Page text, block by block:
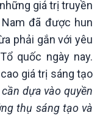
giá trị truyền
đã được hun
phải gắn với yêu
quốc ngày nay.
giá trị sáng tạo
dựa vào quyền
thụ sáng tạo và